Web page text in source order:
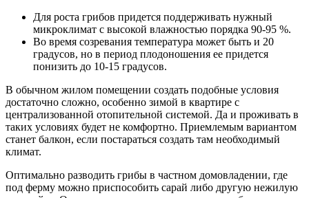
Для роста грибов придется поддерживать нужный
микроклимат с высокой влажностью порядка 90-95 %.
Во время созревания температура может быть и 20
градусов, но в период плодоношения ее придется
понизить до 10-15 градусов.
В обычном жилом помещении создать подобные условия
достаточно сложно, особенно зимой в квартире с
централизованной отопительной системой. Да и проживать в
таких условиях будет не комфортно. Приемлемым вариантом
станет балкон, если постараться создать там необходимый
климат.
Оптимально разводить грибы в частном домовладении, где
под ферму можно приспособить сарай либо другую нежилую